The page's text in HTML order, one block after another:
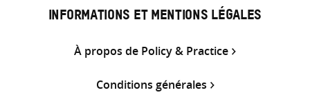
INFORMATIONS ET MENTIONS LÉGALES
À propos de Policy & Practice
Conditions générales